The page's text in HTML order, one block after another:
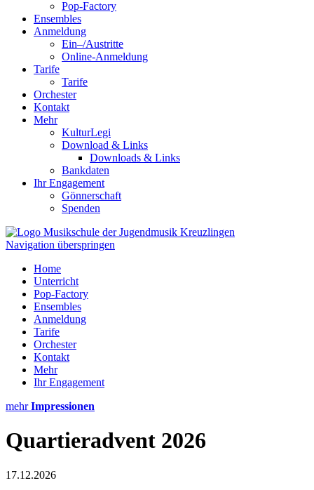
Pop-Factory
Ensembles
Anmeldung
Ein–/Austritte
Online-Anmeldung
Tarife
Tarife
Orchester
Kontakt
Mehr
KulturLegi
Download & Links
Downloads & Links
Bankdaten
Ihr Engagement
Gönnerschaft
Spenden
Navigation überspringen
Home
Unterricht
Pop-Factory
Ensembles
Anmeldung
Tarife
Orchester
Kontakt
Mehr
Ihr Engagement
mehrImpressionen
Quartieradvent 2026
17.12.2026